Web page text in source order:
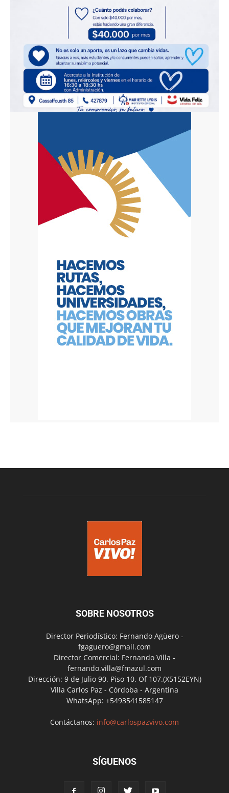
SOBRE NOSOTROS
Director Periodístico: Fernando Agüero -
fgaguero@gmail.com
Director Comercial: Fernando Villa -
fernando.villa@fmazul.com
Dirección: 9 de Julio 90. Piso 10. Of 107.(X5152EYN)
Villa Carlos Paz - Córdoba - Argentina
WhatsApp: +5493541585147
Contáctanos: info@carlospazvivo.com
SÍGUENOS